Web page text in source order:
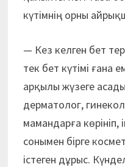
күтімнің орны
— Кез келген бет
тек бет күтімі ғана
арқылы жүзеге
дерматолог,
мамандарға көрініп,
сонымен бірге
істеген дұрыс.